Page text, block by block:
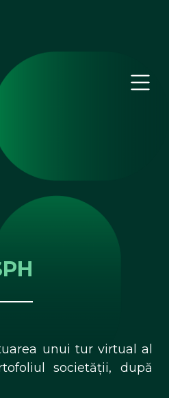
unui tur virtual al
societății, după